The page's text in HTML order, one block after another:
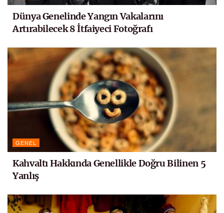
Dünya Genelinde Yangın Vakalarını
Artırabilecek 8 İtfaiyeci Fotoğrafı
GENEL
Kahvaltı Hakkında Genellikle Doğru Bilinen 5
Yanlış